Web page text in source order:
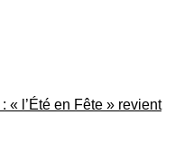
« l’Été en Fête » revient